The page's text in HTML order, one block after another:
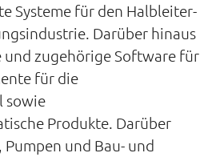
Systeme für den Halbleiter-
Darüber hinaus
und zugehörige Software für
für die
sowie
Produkte. Darüber
und Bau- und